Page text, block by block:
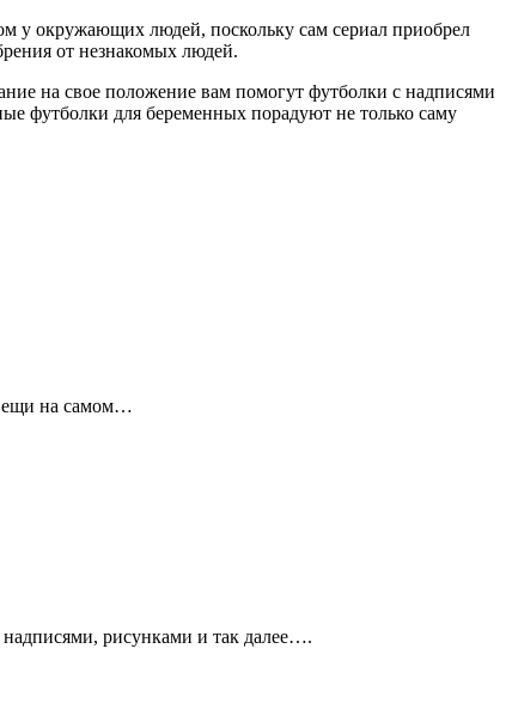
у окружающих людей, поскольку сам сериал приобрел
от незнакомых людей.
на свое положение вам помогут футболки с надписями
футболки для беременных порадуют не только саму
на самом…
рисунками и так далее….